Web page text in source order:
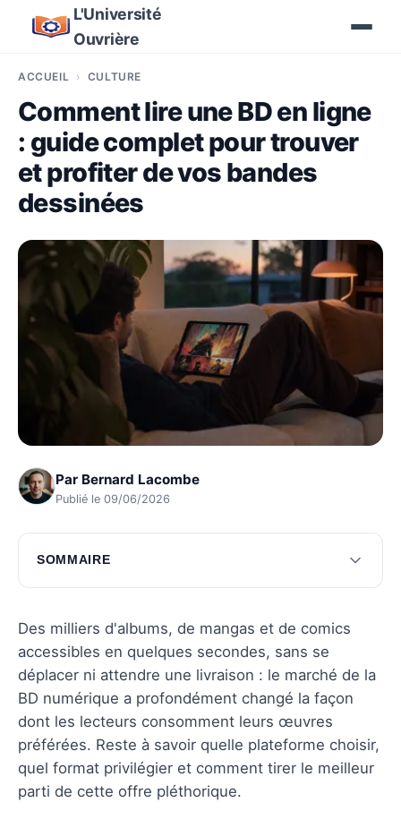
L'Université
Ouvrière
ACCUEIL CULTURE
Comment lire une BD en ligne
: guide complet pour trouver
et profiter de vos bandes
dessinées
Par Bernard Lacombe
Publié le 09/06/2026
SOMMAIRE
Choisir la plateforme idéale
Optimiser votre expérience de lecture
Explorer des genres variés
Questions fréquentes
Des milliers d'albums, de mangas et de comics
accessibles en quelques secondes, sans se
déplacer ni attendre une livraison : le marché de la
BD numérique a profondément changé la façon
dont les lecteurs consomment leurs œuvres
préférées. Reste à savoir quelle plateforme choisir,
quel format privilégier et comment tirer le meilleur
parti de cette offre pléthorique.